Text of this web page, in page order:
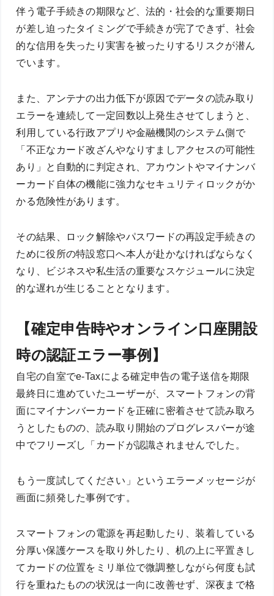
伴う電子手続きの期限など、法的・社会的な重要期日
が差し迫ったタイミングで手続きが完了できず、社会
的な信用を失ったり実害を被ったりするリスクが潜ん
でいます。
また、アンテナの出力低下が原因でデータの読み取り
エラーを連続して一定回数以上発生させてしまうと、
利用している行政アプリや金融機関のシステム側で
「不正なカード改ざんやなりすましアクセスの可能性
あり」と自動的に判定され、アカウントやマイナンバ
ーカード自体の機能に強力なセキュリティロックがか
かる危険性があります。
その結果、ロック解除やパスワードの再設定手続きの
ために役所の特設窓口へ本人が赴かなければならなく
なり、ビジネスや私生活の重要なスケジュールに決定
的な遅れが生じることとなります。
【確定申告時やオンライン口座開設
時の認証エラー事例】
自宅の自室でe-Taxによる確定申告の電子送信を期限
最終日に進めていたユーザーが、スマートフォンの背
面にマイナンバーカードを正確に密着させて読み取ろ
うとしたものの、読み取り開始のプログレスバーが途
中でフリーズし「カードが認識されませんでした。
もう一度試してください」というエラーメッセージが
画面に頻発した事例です。
スマートフォンの電源を再起動したり、装着している
分厚い保護ケースを取り外したり、机の上に平置きし
てカードの位置をミリ単位で微調整しながら何度も試
行を重ねたものの状況は一向に改善せず、深夜まで格